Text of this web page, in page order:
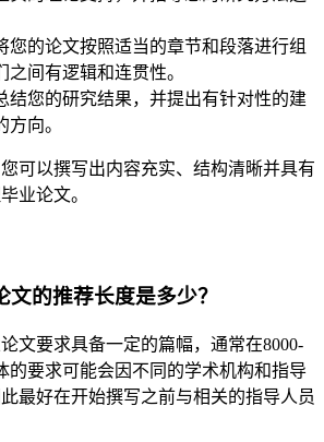
您的论文按照适当的章节和段落进行组
之间有逻辑和连贯性。
结您的研究结果，并提出有针对性的建
向。
可以撰写出内容充实、结构清晰并具有
业论文。
文的推荐长度是多少？
文要求具备一定的篇幅，通常在8000-
的要求可能会因不同的学术机构和指导
最好在开始撰写之前与相关的指导人员